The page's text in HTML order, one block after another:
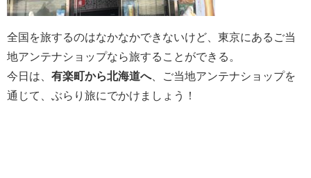
全国を旅するのはなかなかできないけど、東京にあるご当
地アンテナショップなら旅することができる。
今日は、 有楽町から北海道へ、ご当地アンテナショップを
通じて、ぶらり旅にでかけましょう！